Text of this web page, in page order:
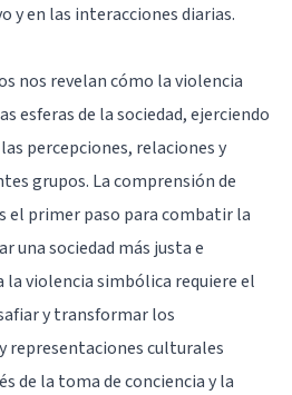
y en las interacciones diarias.
nos revelan cómo la violencia
esferas de la sociedad, ejerciendo
percepciones, relaciones y
grupos. La comprensión de
el primer paso para combatir la
una sociedad más justa e
la violencia simbólica requiere el
y transformar los
representaciones culturales
de la toma de conciencia y la